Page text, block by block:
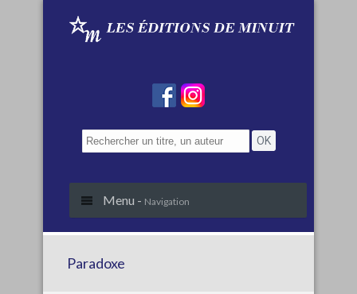
Menu - Navigation
Paradoxe